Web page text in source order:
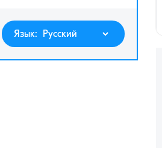
Язык: